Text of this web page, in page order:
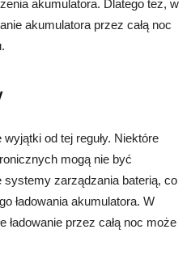
akumulatora. Dlatego też, w
akumulatora przez całą noc
od tej reguły. Niektóre
mogą nie być
zarządzania baterią, co
ładowania akumulatora. W
ładowanie przez całą noc może